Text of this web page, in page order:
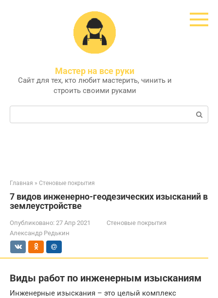
Мастер на все руки
Сайт для тех, кто любит мастерить, чинить и
строить своими руками
Поиск:
Главная » Стеновые покрытия
7 видов инженерно-геодезических изысканий в
землеустройстве
Опубликовано: 27 Апр 2021
Стеновые покрытия
Александр Редькин
Виды работ по инженерным изысканиям
Инженерные изыскания – это целый комплекс